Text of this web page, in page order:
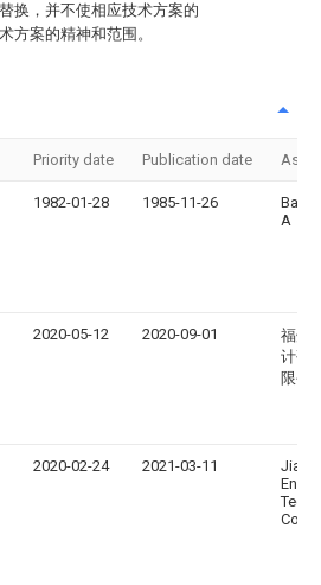
换，并不使相应技术方案的
方案的精神和范围。
Priority date Publication date
1982-01-28 1985-11-26
Barry
A
2020-05-12 2020-09-01
福州
计研
限公
2020-02-24 2021-03-11
Co.,